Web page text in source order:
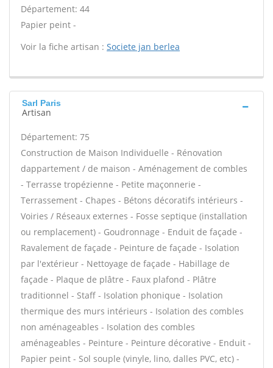
Département: 44
Papier peint -
Voir la fiche artisan : Societe jan berlea
Sarl Paris
Artisan
Département: 75
Construction de Maison Individuelle - Rénovation
dappartement / de maison - Aménagement de combles
- Terrasse tropézienne - Petite maçonnerie -
Terrassement - Chapes - Bétons décoratifs intérieurs -
Voiries / Réseaux externes - Fosse septique (installation
ou remplacement) - Goudronnage - Enduit de façade -
Ravalement de façade - Peinture de façade - Isolation
par l'extérieur - Nettoyage de façade - Habillage de
façade - Plaque de plâtre - Faux plafond - Plâtre
traditionnel - Staff - Isolation phonique - Isolation
thermique des murs intérieurs - Isolation des combles
non aménageables - Isolation des combles
aménageables - Peinture - Peinture décorative - Enduit -
Papier peint - Sol souple (vinyle, lino, dalles PVC, etc) -